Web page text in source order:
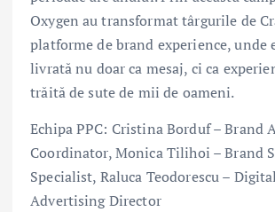
Oxygen au transformat târgurile de
platforme de brand experience, unde
livrată nu doar ca mesaj, ci ca
trăită de sute de mii de oameni.
Echipa PPC: Cristina Borduf – Brand
Coordinator, Monica Tilihoi – Brand
Specialist, Raluca Teodorescu –
Advertising Director